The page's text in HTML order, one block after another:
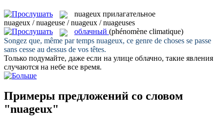
nuageux прилагательное
nuageux / nuageuse / nuageux / nuageuses
облачный (phénomène climatique)
Songez que, même par temps nuageux, ce genre de choses se passe
sans cesse au dessus de vos têtes.
Только подумайте, даже если на улице облачно, такие явления
случаются на небе все время.
Примеры предложений со словом
"nuageux"